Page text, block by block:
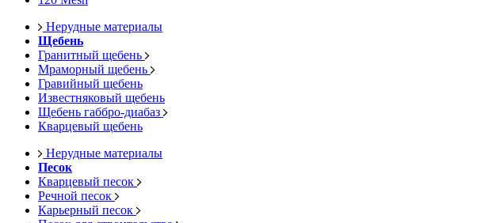
Нерудные материалы
Щебень
Гранитный щебень
Мраморный щебень
Гравийный щебень
Известняковый щебень
Щебень габбро-диабаз
Кварцевый щебень
Нерудные материалы
Песок
Кварцевый песок
Речной песок
Карьерный песок